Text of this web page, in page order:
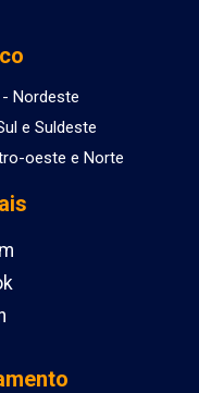
Nordeste
e Suldeste
oeste e Norte